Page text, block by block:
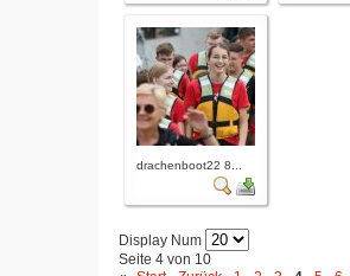
drachenboot22 8...
Display Num
Seite 4 von 10